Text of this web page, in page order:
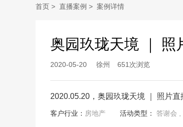
首页 > 直播案例 > 案例详情
奥园玖珑天境 ｜ 照
2020-05-20 徐州 651次浏览
2020.05.20，奥园玖珑天境 ｜ 照片
客户行业： 房地产 活动类型： 答谢会